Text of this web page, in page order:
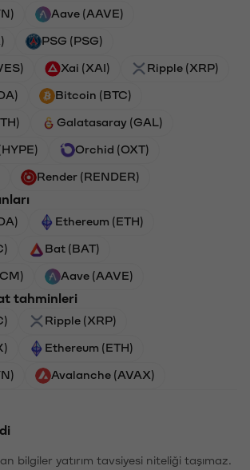
Aave (AAVE)
PSG (PSG)
Xai (XAI) Ripple (XRP)
Bitcoin (BTC)
Galatasaray (GAL)
Orchid (OXT)
Render (RENDER)
Ethereum (ETH)
Bat (BAT)
Aave (AAVE)
tahminleri
Ripple (XRP)
Ethereum (ETH)
Avalanche (AVAX)
bilgiler yatırım tavsiyesi niteliği taşımaz.